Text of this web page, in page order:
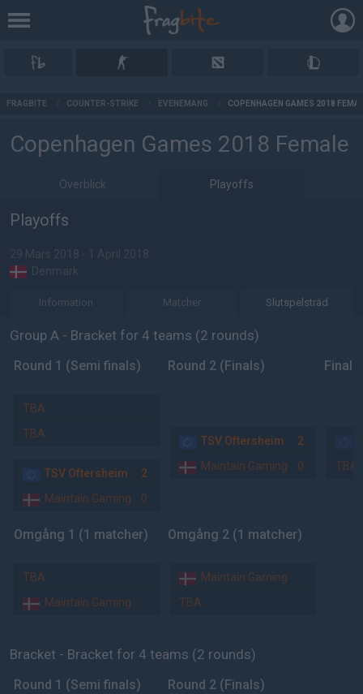
FRAGBITE COUNTER-STRIKE EVENEMANG COPENHAGEN GAMES 2018
Copenhagen Games 2018 Female
Överblick Playoffs
Playoffs
29 Mars 2018 - 1 April 2018
Denmark
Information Matcher Slutspelsträd
Group A - Bracket for 4 teams (2 rounds)
Round 1 (Semi finals) Round 2 (Finals) Final
TBA
TBA
2
TSV Oftersheim
0
Maintain Gaming
2
TSV Oftersheim
0
Maintain Gaming
TBA
Omgång 1 (1 matcher) Omgång 2 (1 matcher)
TBA
Maintain Gaming
Maintain Gaming
TBA
Bracket - Bracket for 4 teams (2 rounds)
Round 1 (Semi finals) Round 2 (Finals)